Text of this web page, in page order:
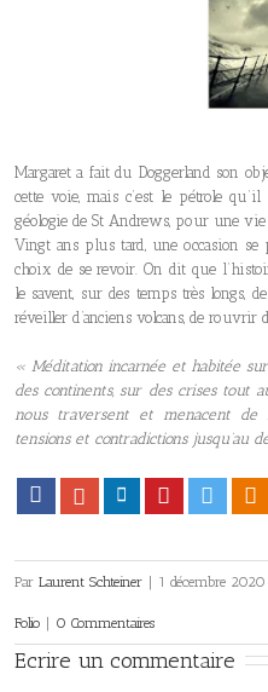
Margaret a fait du Doggerland son
cette voie, mais c’est le pétrole
géologie de St Andrews, pour une vie
Vingt ans plus tard, une occasion se
choix de se revoir. On dit que
le savent, sur des temps très longs,
réveiller d’anciens volcans, de rouvrir
« Méditation incarnée et habitée
des continents, sur des crises tout
nous traversent et menacent de
tensions et contradictions jusqu’au
Facebook Google+
Par Laurent Schteiner 1 décembre 2020
Folio 0 Commentaires
Ecrire un commentaire